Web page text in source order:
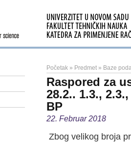
Početak » Predmet » Baze
Raspored za
28.2.. 1.3.,
BP
22. Februar 2018
Zbog velikog broja